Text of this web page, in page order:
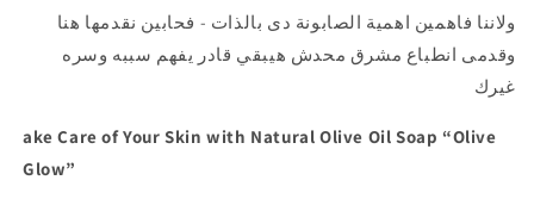
ولاننا فاهمين اهمية الصابونة دى بالذات - فحابين نقدمها هنا
وقدمى انطباع مشرق محدش هيبقي قادر يفهم سببه وسره
غيرك
ake Care of Your Skin with Natural Olive Oil Soap “Olive
Glow”